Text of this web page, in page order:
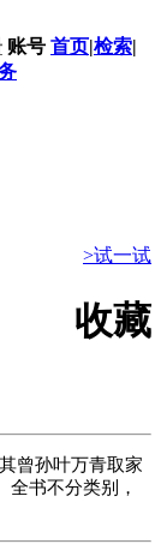
账号 首页|检索|
>试一试
收藏
曾孙叶万青取家
书不分类别，